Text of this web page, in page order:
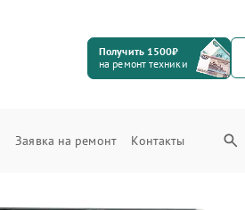
Получить 1500₽
на ремонт техники
Заявка на ремонт Контакты